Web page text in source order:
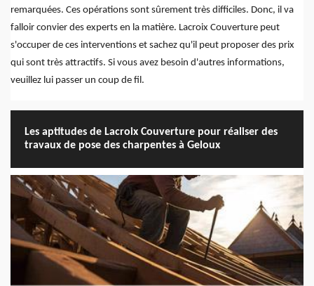
remarquées. Ces opérations sont sûrement très difficiles. Donc, il va
falloir convier des experts en la matière. Lacroix Couverture peut
s'occuper de ces interventions et sachez qu'il peut proposer des prix
qui sont très attractifs. Si vous avez besoin d'autres informations,
veuillez lui passer un coup de fil.
Les aptitudes de Lacroix Couverture pour réaliser des
travaux de pose des charpentes à Geloux